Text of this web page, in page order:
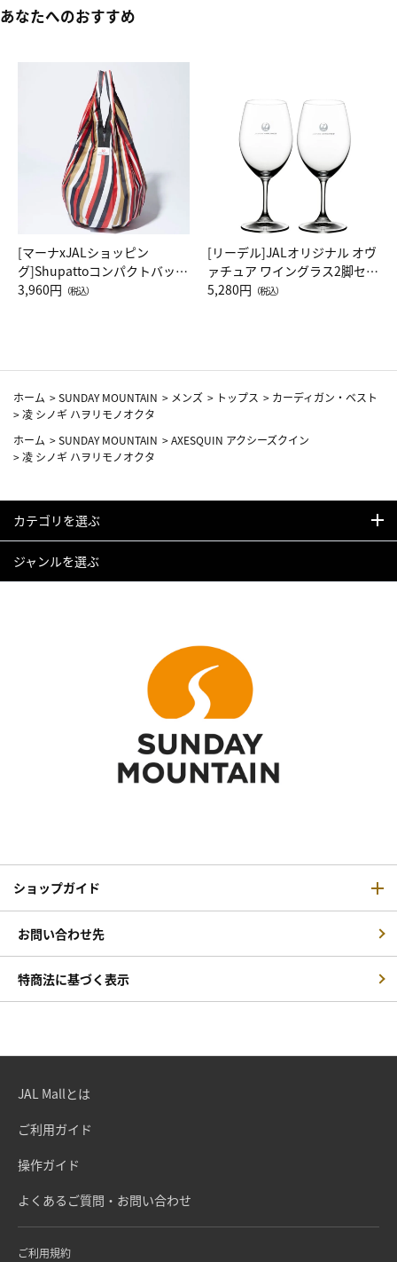
あなたへのおすすめ
[マーナxJALショッピン
グ]Shupattoコンパクトバッグ
Drop JAL客室乗務員（LC）ス
3,960円 （税込）
[リーデル]JALオリジナル オヴ
ァチュア ワイングラス2脚セッ
ト（レッドワイン）
5,280円 （税込）
ホーム >SUNDAY MOUNTAIN > メンズ > トップス > カーディガン・ベスト
>凌 シノギ ハヲリモノオクタ
ホーム >SUNDAY MOUNTAIN >AXESQUIN アクシーズクイン
>凌 シノギ ハヲリモノオクタ
カテゴリを選ぶ
ジャンルを選ぶ
ショップガイド
お問い合わせ先
特商法に基づく表示
JAL Mallとは
ご利用ガイド
操作ガイド
よくあるご質問・お問い合わせ
ご利用規約